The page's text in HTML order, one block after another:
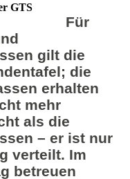
der GTS
Für
gilt die
; die
erhalten
mehr
als die
– er ist nur
verteilt. Im
betreuen